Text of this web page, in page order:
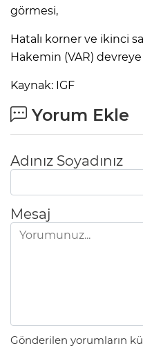
görmesi,
Hatalı korner ve ikinci
Hakemin (VAR)
Kaynak: IGF
Yorum Ekle
Adınız Soyadınız
Mesaj
Gönderilen yorumların